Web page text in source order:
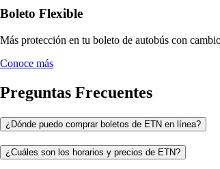
Boleto Flexible
Más protección en tu boleto de autobús con
Conoce más
Preguntas Frecuentes
¿Dónde puedo comprar boletos de ETN en línea?
¿Cuáles son los horarios y precios de ETN?